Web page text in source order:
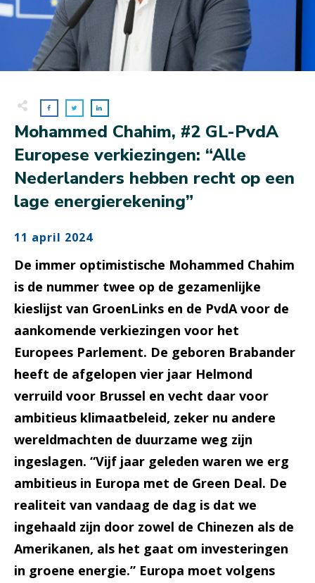
Mohammed Chahim, #2 GL-PvdA
Europese verkiezingen: “Alle
Nederlanders hebben recht op een
lage energierekening”
11 april 2024
De immer optimistische Mohammed Chahim
is de nummer twee op de gezamenlijke
kieslijst van GroenLinks en de PvdA voor de
aankomende verkiezingen voor het
Europees Parlement. De geboren Brabander
heeft de afgelopen vier jaar Helmond
verruild voor Brussel en vecht daar voor
ambitieus klimaatbeleid, zeker nu andere
wereldmachten de duurzame weg zijn
ingeslagen. “Vijf jaar geleden waren we erg
ambitieus in Europa met de Green Deal. De
realiteit van vandaag de dag is dat we
ingehaald zijn door zowel de Chinezen als de
Amerikanen, als het gaat om investeringen
in groene energie.” Europa moet volgens